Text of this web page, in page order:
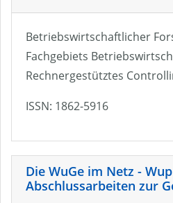
Betriebswirtschaftlicher
Fachgebiets
Rechnergestütztes
ISSN: 1862-5916
Die WuGe im Netz -
Abschlussarbeiten zur